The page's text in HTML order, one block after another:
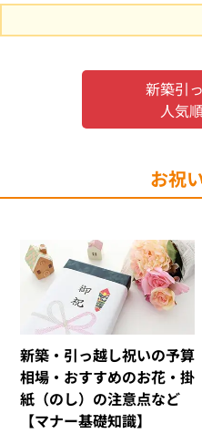
新築引
人気
お祝
新築・引っ越し祝いの予算
相場・おすすめのお花・掛
紙（のし）の注意点など
【マナー基礎知識】